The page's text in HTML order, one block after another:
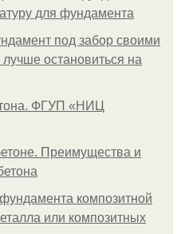
для фундамента
под забор своими
остановиться на
ФГУП «НИЦ
Преимущества и
композитной
или композитных